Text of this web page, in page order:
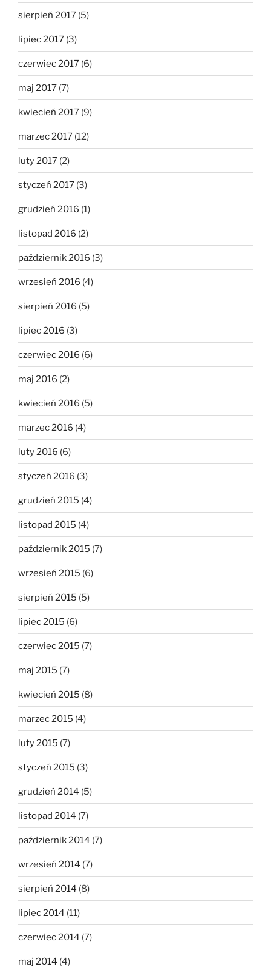
sierpień 2017 (5)
lipiec 2017 (3)
czerwiec 2017 (6)
maj 2017 (7)
kwiecień 2017 (9)
marzec 2017 (12)
luty 2017 (2)
styczeń 2017 (3)
grudzień 2016 (1)
listopad 2016 (2)
październik 2016 (3)
wrzesień 2016 (4)
sierpień 2016 (5)
lipiec 2016 (3)
czerwiec 2016 (6)
maj 2016 (2)
kwiecień 2016 (5)
marzec 2016 (4)
luty 2016 (6)
styczeń 2016 (3)
grudzień 2015 (4)
listopad 2015 (4)
październik 2015 (7)
wrzesień 2015 (6)
sierpień 2015 (5)
lipiec 2015 (6)
czerwiec 2015 (7)
maj 2015 (7)
kwiecień 2015 (8)
marzec 2015 (4)
luty 2015 (7)
styczeń 2015 (3)
grudzień 2014 (5)
listopad 2014 (7)
październik 2014 (7)
wrzesień 2014 (7)
sierpień 2014 (8)
lipiec 2014 (11)
czerwiec 2014 (7)
maj 2014 (4)